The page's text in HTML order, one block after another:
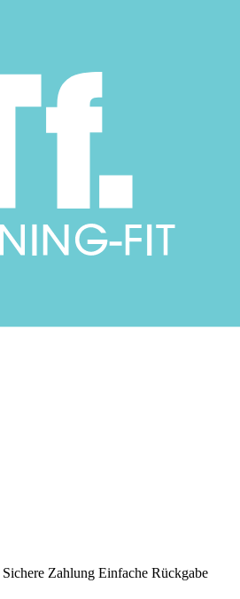
Sichere Zahlung Einfache Rückgabe